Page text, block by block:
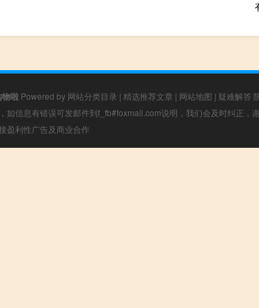
物啦 Powered by 网站分类目录 | 精选推荐文章 | 网站地图 | 疑难解答
如信息有错误可发邮件到f_fb#foxmail.com说明，我们会及时纠正，
盈利性广告及商业合作